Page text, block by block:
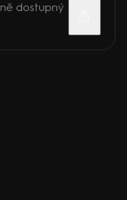
dostupný